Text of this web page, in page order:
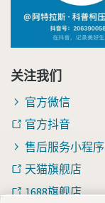
关注我们
官方微信
官方抖音
售后服务小程序
天猫旗舰店
1688旗舰店